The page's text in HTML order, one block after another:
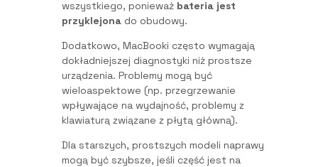
wszystkiego, ponieważ bateria jest
przyklejona do obudowy.
Dodatkowo, MacBooki często wymagają
dokładniejszej diagnostyki niż prostsze
urządzenia. Problemy mogą być
wieloaspektowe (np. przegrzewanie
wpływające na wydajność, problemy z
klawiaturą związane z płytą główną).
Dla starszych, prostszych modeli naprawy
mogą być szybsze, jeśli część jest na